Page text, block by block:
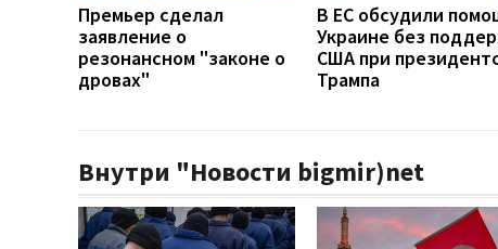
Премьер сделал
заявление о
резонансном "законе о
дровах"
В ЕС обсудили
Украине без
США при
Трампа
Внутри "Новости bigmir)net